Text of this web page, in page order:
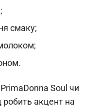
смаку;
Soul чи
акцент на